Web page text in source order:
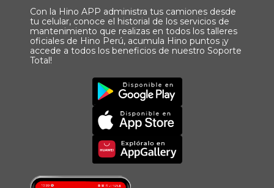
Con la Hino APP administra tus camiones desde
tu celular, conoce el historial de los servicios de
mantenimiento que realizas en todos los talleres
oficiales de Hino Perú, acumula Hino puntos ¡y
accede a todos los beneficios de nuestro Soporte
Total!
Imagen
Principal
Imagen
Principal
Imagen
Principal